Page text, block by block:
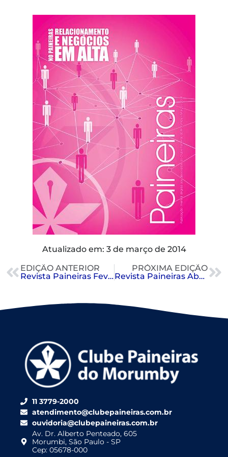
Atualizado em: 3 de março de 2014
EDIÇÃO ANTERIOR
Revista Paineiras Fevereiro 2014
PRÓXIMA EDIÇÃO
Revista Paineiras Abril 2014
11 3779-2000
atendimento@clubepaineiras.com.br
ouvidoria@clubepaineiras.com.br
Av. Dr. Alberto Penteado, 605
Morumbi, São Paulo - SP
Cep: 05678-000